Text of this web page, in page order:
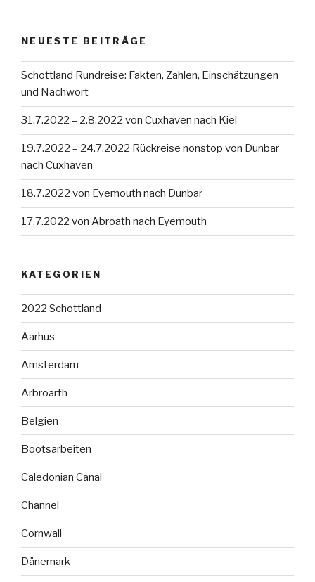
NEUESTE BEITRÄGE
Schottland Rundreise: Fakten, Zahlen, Einschätzungen
und Nachwort
31.7.2022 – 2.8.2022 von Cuxhaven nach Kiel
19.7.2022 – 24.7.2022 Rückreise nonstop von Dunbar
nach Cuxhaven
18.7.2022 von Eyemouth nach Dunbar
17.7.2022 von Abroath nach Eyemouth
KATEGORIEN
2022 Schottland
Aarhus
Amsterdam
Arbroarth
Belgien
Bootsarbeiten
Caledonian Canal
Channel
Cornwall
Dänemark